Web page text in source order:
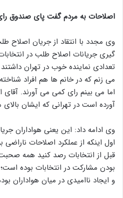
اصلاحات به مردم گفت پای صندوق
وی مجدد با انتقاد از جریان اصلاح
گیری جریانات اصلاح طلب در
تعدادی نماینده خوب در تهران
می زنم که در خانم ها هم افراد
آورده است در تهرانی که ایشان بالای
وی ادامه داد: این یعنی هواداران
اول اینکه از عملکرد اصلاحات ناراضی
قبل از انتخابات رصد کنید همه
بودن مشارکت در انتخابات بوده
و ایجاد ناامیدی در میان هواداران